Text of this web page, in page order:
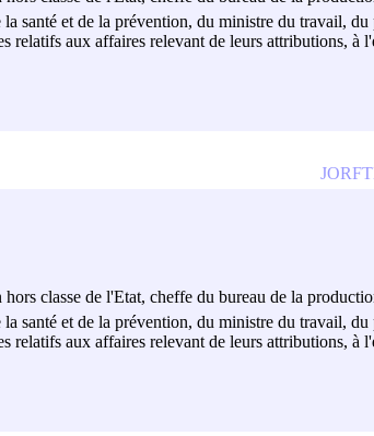
santé et de la prévention, du ministre du travail,
relatifs aux affaires relevant de leurs attributions, à
hors classe de l'Etat, cheffe du bureau de la
santé et de la prévention, du ministre du travail,
relatifs aux affaires relevant de leurs attributions, à